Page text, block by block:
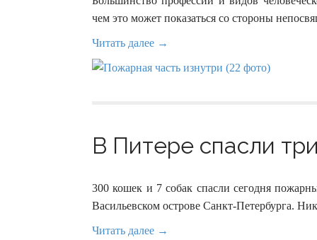
чем это может показаться со стороны
Читать далее →
В Питере спасли
300 кошек и 7 собак спасли сегодня
Васильевском острове Санкт-Петербурга.
Читать далее →